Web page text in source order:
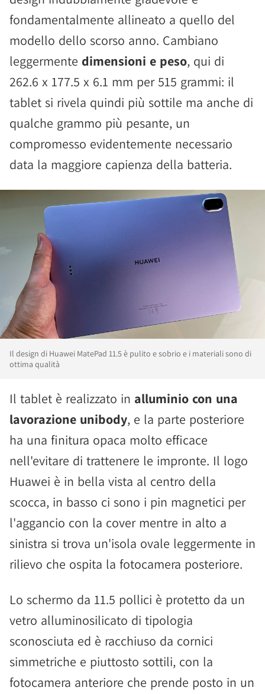
fondamentalmente allineato a quello del
modello dello scorso anno. Cambiano
leggermente dimensioni e peso, qui di
262.6 x 177.5 x 6.1 mm per 515 grammi: il
tablet si rivela quindi più sottile ma anche di
qualche grammo più pesante, un
compromesso evidentemente necessario
data la maggiore capienza della batteria.
Il design di Huawei MatePad 11.5 è pulito e sobrio e i materiali sono di
ottima qualità
Il tablet è realizzato in alluminio con una
lavorazione unibody, e la parte posteriore
ha una finitura opaca molto efficace
nell'evitare di trattenere le impronte. Il logo
Huawei è in bella vista al centro della
scocca, in basso ci sono i pin magnetici per
l'aggancio con la cover mentre in alto a
sinistra si trova un'isola ovale leggermente in
rilievo che ospita la fotocamera posteriore.
Lo schermo da 11.5 pollici è protetto da un
vetro alluminosilicato di tipologia
sconosciuta ed è racchiuso da cornici
simmetriche e piuttosto sottili, con la
fotocamera anteriore che prende posto in un